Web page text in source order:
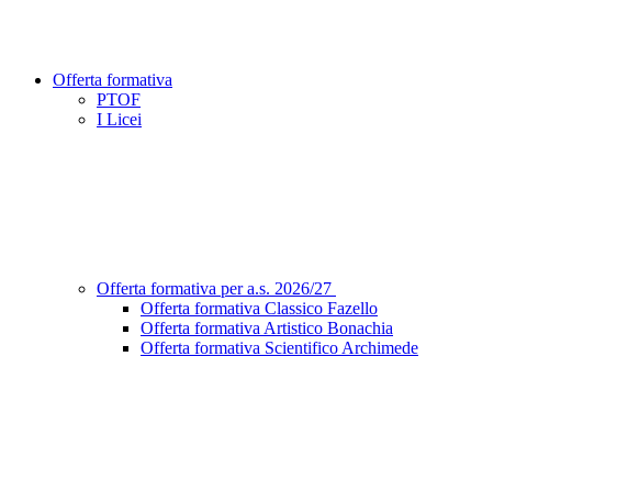
Offerta formativa
PTOF
I Licei
Offerta formativa per a.s. 2026/27
Offerta formativa Classico Fazello
Offerta formativa Artistico Bonachia
Offerta formativa Scientifico Archimede